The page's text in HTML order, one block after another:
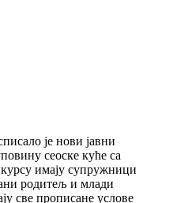
је нови јавни
сеоске куће са
имају супружници
родитељ и млади
све прописане услове